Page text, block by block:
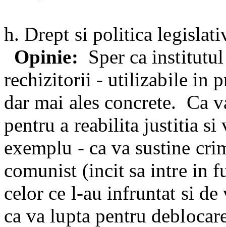
h. Drept si politica
Opinie: Sper ca
rechizitorii - utilizabile in
dar mai ales concrete. Ca
pentru a reabilita justitia si
exemplu - ca va sustine
comunist (incit sa intre in
celor ce l-au infruntat si de
ca va lupta pentru